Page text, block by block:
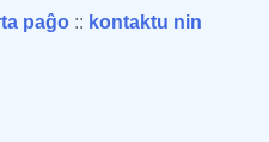
paĝo :: kontaktu nin